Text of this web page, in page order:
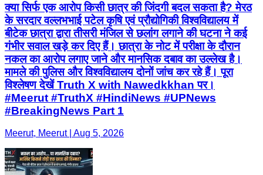
क्या सिर्फ एक आरोप किसी छात्र की जिंदगी बदल सकता है? मेरठ
के सरदार वल्लभभाई पटेल कृषि एवं प्रौद्योगिकी विश्वविद्यालय में
बीटेक छात्रा द्वारा तीसरी मंजिल से छलांग लगाने की घटना ने कई
गंभीर सवाल खड़े कर दिए हैं। छात्रा के नोट में परीक्षा के दौरान
नकल का आरोप लगाए जाने और मानसिक दबाव का उल्लेख है।
मामले की पुलिस और विश्वविद्यालय दोनों जांच कर रहे हैं। पूरा
विश्लेषण देखें Truth X with Nawedkkhan पर।
#Meerut #TruthX #HindiNews #UPNews
#BreakingNews Part 1
Meerut, Meerut | Aug 5, 2026